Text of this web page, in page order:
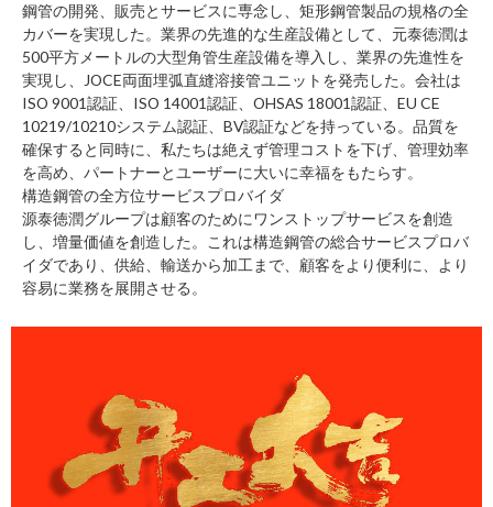
鋼管の開発、販売とサービスに専念し、矩形鋼管製品の規格の全
カバーを実現した。業界の先進的な生産設備として、元泰徳潤は
500平方メートルの大型角管生産設備を導入し、業界の先進性を
実現し、JOCE両面埋弧直縫溶接管ユニットを発売した。会社は
ISO 9001認証、ISO 14001認証、OHSAS 18001認証、EU CE
10219/10210システム認証、BV認証などを持っている。品質を
確保すると同時に、私たちは絶えず管理コストを下げ、管理効率
を高め、パートナーとユーザーに大いに幸福をもたらす。
構造鋼管の全方位サービスプロバイダ
源泰徳潤グループは顧客のためにワンストップサービスを創造
し、増量価値を創造した。これは構造鋼管の総合サービスプロバ
イダであり、供給、輸送から加工まで、顧客をより便利に、より
容易に業務を展開させる。